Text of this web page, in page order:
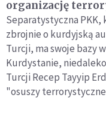
organizację
Separatystyczna PKK,
zbrojnie o kurdyjską
Turcji, ma swoje bazy
Kurdystanie,
Turcji Recep Tayyip
"osuszy